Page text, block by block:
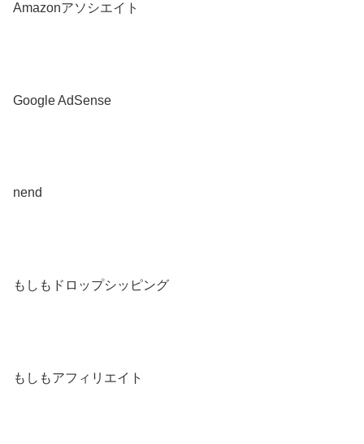
Amazonアソシエイト
Google AdSense
nend
もしもドロップシッピング
もしもアフィリエイト